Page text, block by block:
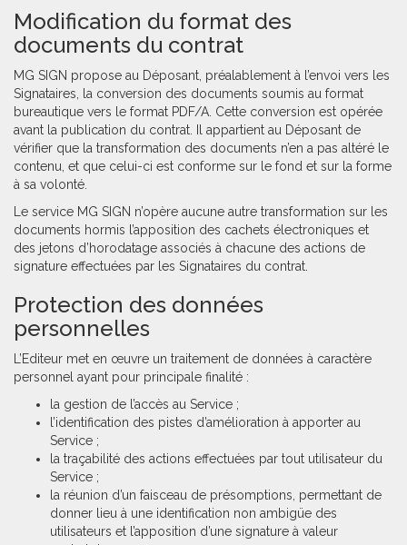
Modification du format des
documents du contrat
MG SIGN propose au Déposant, préalablement à l’envoi vers les
Signataires, la conversion des documents soumis au format
bureautique vers le format PDF/A. Cette conversion est opérée
avant la publication du contrat. Il appartient au Déposant de
vérifier que la transformation des documents n’en a pas altéré le
contenu, et que celui-ci est conforme sur le fond et sur la forme
à sa volonté.
Le service MG SIGN n’opère aucune autre transformation sur les
documents hormis l’apposition des cachets électroniques et
des jetons d’horodatage associés à chacune des actions de
signature effectuées par les Signataires du contrat.
Protection des données
personnelles
L’Editeur met en œuvre un traitement de données à caractère
personnel ayant pour principale finalité :
la gestion de l’accès au Service ;
l’identification des pistes d’amélioration à apporter au
Service ;
la traçabilité des actions effectuées par tout utilisateur du
Service ;
la réunion d’un faisceau de présomptions, permettant de
donner lieu à une identification non ambigüe des
utilisateurs et l’apposition d’une signature à valeur